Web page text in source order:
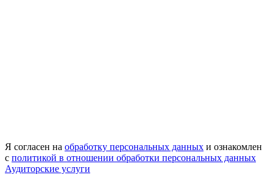
Я согласен на обработку персональных данных и ознакомлен
с политикой в отношении обработки персональных данных
Аудиторские услуги